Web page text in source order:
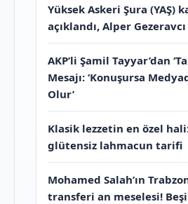
Yüksek Askeri Şura (YAŞ)
açıklandı, Alper
AKP’li Şamil Tayyar’dan
Mesajı: ‘Konuşursa
Olur’
Klasik lezzetin en özel
glütensiz lahmacun tarifi
Mohamed Salah’ın
transferi an meselesi!